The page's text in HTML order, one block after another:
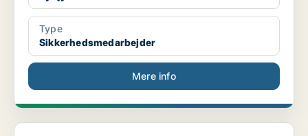
Type
Sikkerhedsmedarbejder
Mere info
Uddannelsesbefalingsmand til Uddannelsessektionen ...